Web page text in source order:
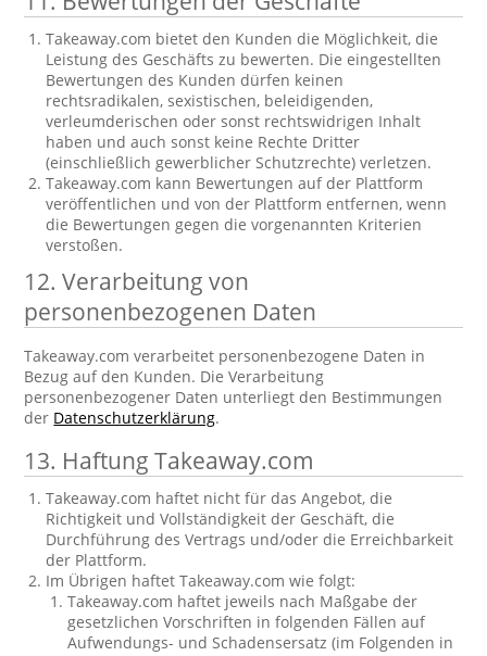
Takeaway.com bietet den Kunden die Möglichkeit, die
Leistung des Geschäfts zu bewerten. Die eingestellten
Bewertungen des Kunden dürfen keinen
rechtsradikalen, sexistischen, beleidigenden,
verleumderischen oder sonst rechtswidrigen Inhalt
haben und auch sonst keine Rechte Dritter
(einschließlich gewerblicher Schutzrechte) verletzen.
Takeaway.com kann Bewertungen auf der Plattform
veröffentlichen und von der Plattform entfernen, wenn
die Bewertungen gegen die vorgenannten Kriterien
verstoßen.
12. Verarbeitung von
personenbezogenen Daten
Takeaway.com verarbeitet personenbezogene Daten in
Bezug auf den Kunden. Die Verarbeitung
personenbezogener Daten unterliegt den Bestimmungen
der Datenschutzerklärung.
13. Haftung Takeaway.com
Takeaway.com haftet nicht für das Angebot, die
Richtigkeit und Vollständigkeit der Geschäft, die
Durchführung des Vertrags und/oder die Erreichbarkeit
der Plattform.
Im Übrigen haftet Takeaway.com wie folgt:
Takeaway.com haftet jeweils nach Maßgabe der
gesetzlichen Vorschriften in folgenden Fällen auf
Aufwendungs- und Schadensersatz (im Folgenden in